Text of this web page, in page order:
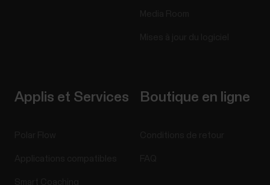
Applis et Services Boutique en ligne